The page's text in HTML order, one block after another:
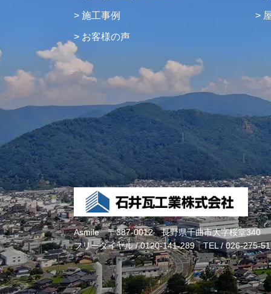
施工事例
お客様の声
Asmile〒387-0012 長野県千曲市大字桜堂340
フリーダイヤル /0120-141-289TEL /026-275-